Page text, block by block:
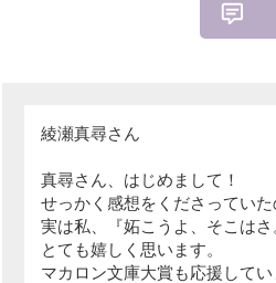
綾瀬真尋さん
真尋さん、はじめまして！
せっかく感想をくださってい
実は私、『妬こうよ、そこは
とても嬉しく思います。
マカロン文庫大賞も応援して